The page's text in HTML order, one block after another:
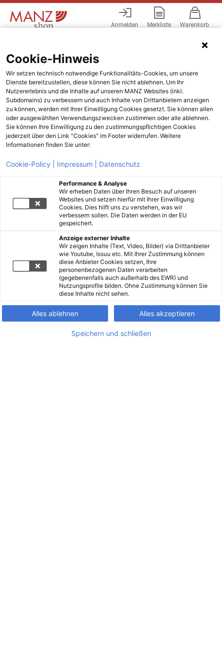
Anmelden Merkliste Warenkorb
Cookie-Hinweis
Wir setzen technisch notwendige Funktionalitäts-Cookies, um unsere
Dienste bereitzustellen, diese können Sie nicht ablehnen. Um Ihr
Nutzererlebnis und die Inhalte auf unseren MANZ Websites (inkl.
Subdomains) zu verbessern und auch Inhalte von Drittanbietern anzeigen
zu können, werden mit Ihrer Einwilligung Cookies gesetzt. Sie können allen
oder ausgewählten Verwendungszwecken zustimmen oder alle ablehnen.
Sie können Ihre Einwilligung zu den zustimmungspflichtigen Cookies
jederzeit über den Link "Cookies" im Footer widerrufen. Weitere
Informationen finden Sie unter:
Cookie-Policy | Impressum | Datenschutz
Performance & Analyse
Wir erheben Daten über Ihren Besuch auf unseren
Websites und setzen hierfür mit Ihrer Einwilligung
Cookies. Dies hilft uns zu verstehen, was wir
verbessern sollen. Die Daten werden in der EU
gespeichert.
Anzeige externer Inhalte
Wir zeigen Inhalte (Text, Video, Bilder) via Drittanbieter
wie Youtube, Issuu etc. Mit Ihrer Zustimmung können
diese Anbieter Cookies setzen, Ihre
personenbezogenen Daten verarbeiten
(gegebenenfalls auch außerhalb des EWR) und
Nutzungsprofile bilden. Ohne Zustimmung können Sie
diese Inhalte nicht sehen.
Alles ablehnen Alles akzeptieren
Speichern und schließen